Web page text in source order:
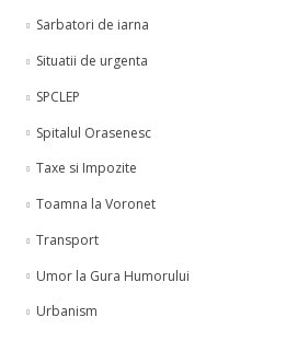
Sarbatori de iarna
Situatii de urgenta
SPCLEP
Spitalul Orasenesc
Taxe si Impozite
Toamna la Voronet
Transport
Umor la Gura Humorului
Urbanism